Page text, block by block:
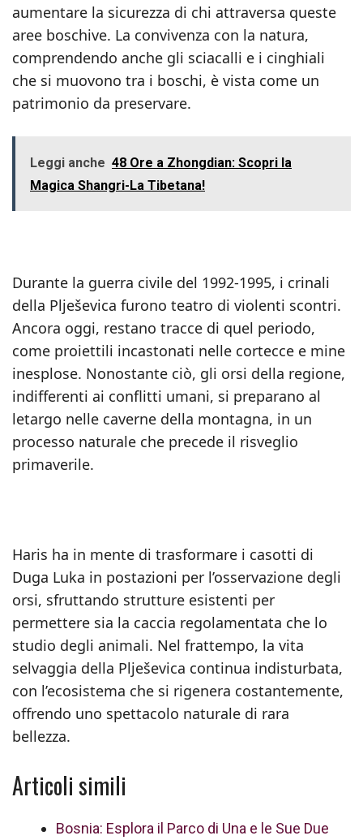
aumentare la sicurezza di chi attraversa queste
aree boschive. La convivenza con la natura,
comprendendo anche gli sciacalli e i cinghiali
che si muovono tra i boschi, è vista come un
patrimonio da preservare.
Leggi anche 48 Ore a Zhongdian: Scopri la
Magica Shangri-La Tibetana!
Durante la guerra civile del 1992-1995, i crinali
della Plješevica furono teatro di violenti scontri.
Ancora oggi, restano tracce di quel periodo,
come proiettili incastonati nelle cortecce e mine
inesplose. Nonostante ciò, gli orsi della regione,
indifferenti ai conflitti umani, si preparano al
letargo nelle caverne della montagna, in un
processo naturale che precede il risveglio
primaverile.
Haris ha in mente di trasformare i casotti di
Duga Luka in postazioni per l’osservazione degli
orsi, sfruttando strutture esistenti per
permettere sia la caccia regolamentata che lo
studio degli animali. Nel frattempo, la vita
selvaggia della Plješevica continua indisturbata,
con l’ecosistema che si rigenera costantemente,
offrendo uno spettacolo naturale di rara
bellezza.
Articoli simili
Bosnia: Esplora il Parco di Una e le Sue Due